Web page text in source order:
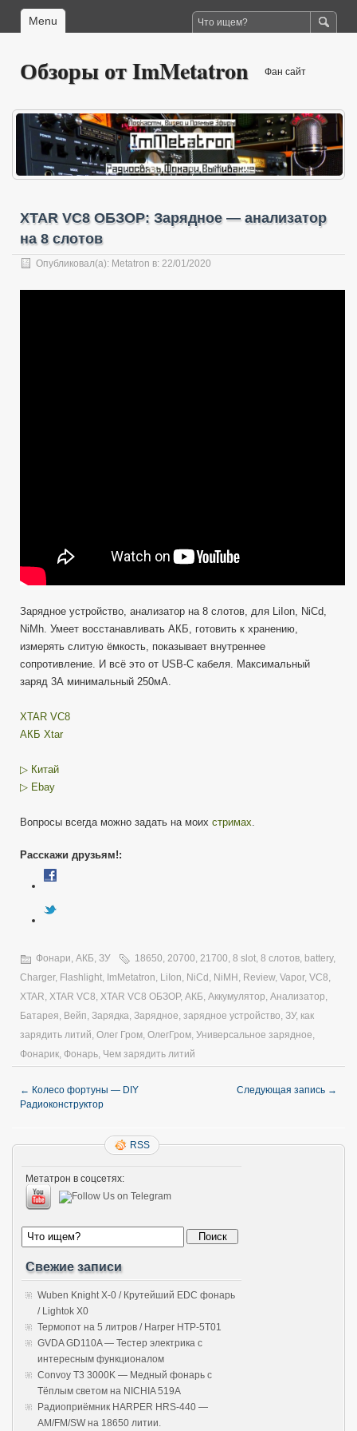
Menu
Обзоры от ImMetatron Фан сайт
XTAR VC8 ОБЗОР: Зарядное — анализатор
на 8 слотов
Опубликовал(а): Metatron в: 22/01/2020
Зарядное устройство, анализатор на 8 слотов, для LiIon, NiCd,
NiMh. Умеет восстанавливать АКБ, готовить к хранению,
измерять слитую ёмкость, показывает внутреннее
сопротивление. И всё это от USB-C кабеля. Максимальный
заряд 3А минимальный 250мА.
XTAR VC8
АКБ Xtar
▷ Китай
▷ Ebay
Вопросы всегда можно задать на моих стримах
Расскажи друзьям!:
Фонари, АКБ, ЗУ 18650 20700 21700 8 slot 8 слотов battery,
Charger, Flashlight ImMetatron LiIon NiCd NiMH Review, Vapor, VC8
XTAR XTAR VC8 XTAR VC8 ОБЗОР, АКБ Аккумулятор Анализатор
Батарея Вейп Зарядка Зарядное зарядное устройство ЗУ, как
зарядить литий Олег Гром ОлегГром Универсальное зарядное
Фонарик Фонарь Чем зарядить литий
← Колесо фортуны — DIY
Радиоконструктор
Следующая запись →
RSS
Метатрон в соцсетях:
Свежие записи
Wuben Knight X-0 / Крутейший EDC фонарь
/ Lightok X0
Термопот на 5 литров / Harper HTP-5T01
GVDA GD110A — Тестер электрика с
интересным функционалом
Convoy T3 3000K — Медный фонарь с
Тёплым светом на NICHIA 519A
Радиоприёмник HARPER HRS-440 —
AM/FM/SW на 18650 литии.